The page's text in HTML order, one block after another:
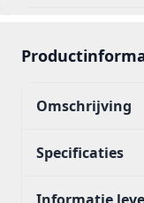
Omschrijving
Specificaties